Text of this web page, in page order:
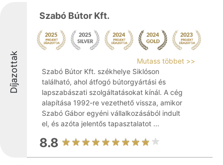
Díjazottak
Szabó Bútor Kft.
Mutass többet >>
Szabó Bútor Kft. székhelye Siklóson
található, ahol átfogó bútorgyártási és
lapszabászati szolgáltatásokat kínál. A cég
alapítása 1992-re vezethető vissza, amikor
Szabó Gábor egyéni vállalkozásából indult
el, és azóta jelentős tapasztalatot ...
8.8